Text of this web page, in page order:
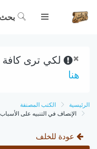
بحث
× لكي ترى كافة
هنا
الرئيسية
الكتب المصنفة
الإنصاف في التنبيه على
عودة للخلف